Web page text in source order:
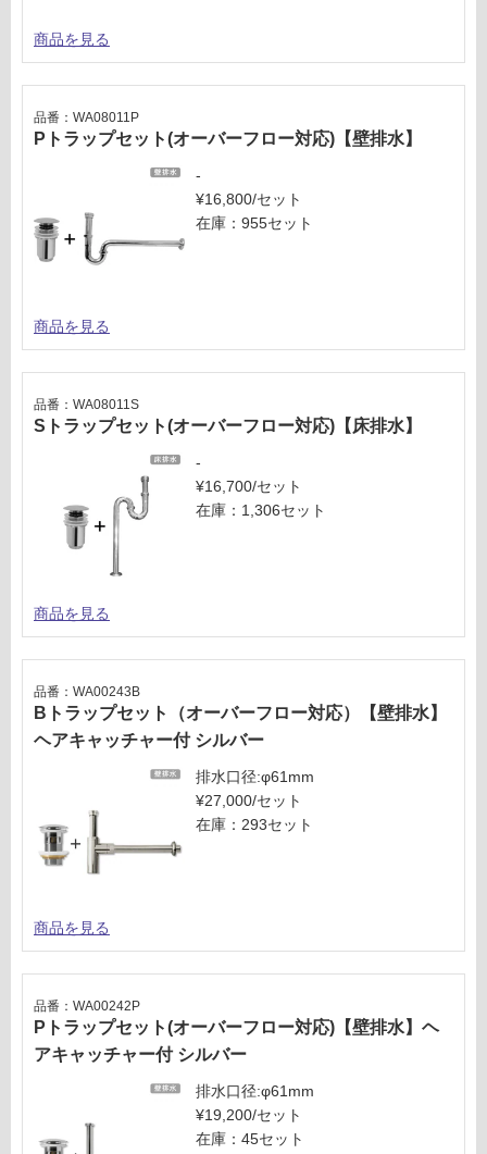
商品を見る
Pトラップセット(オーバーフロー対応)【壁排水】
品番：WA08011P
-
¥16,800/セット
在庫：955セット
商品を見る
Sトラップセット(オーバーフロー対応)【床排水】
品番：WA08011S
-
¥16,700/セット
在庫：1,306セット
商品を見る
Bトラップセット（オーバーフロー対応）【壁排水】
ヘアキャッチャー付 シルバー
品番：WA00243B
排水口径:φ61mm
¥27,000/セット
在庫：293セット
商品を見る
Pトラップセット(オーバーフロー対応)【壁排水】ヘ
アキャッチャー付 シルバー
品番：WA00242P
排水口径:φ61mm
¥19,200/セット
在庫：45セット